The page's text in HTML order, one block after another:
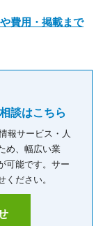
費用・掲載まで
談はこちら
報サービス・人
め、幅広い業
可能です。サー
ださい。